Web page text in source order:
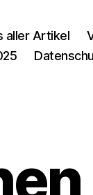
aller Artikel